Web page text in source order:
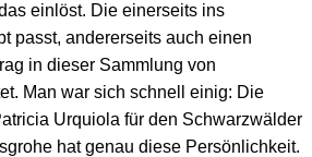
einlöst. Die einerseits ins
passt, andererseits auch einen
in dieser Sammlung von
Man war sich schnell einig: Die
Urquiola für den Schwarzwälder
hat genau diese Persönlichkeit.